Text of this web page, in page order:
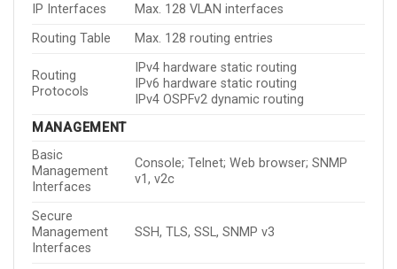
IP Interfaces
Max. 128 VLAN interfaces
Routing Table
Max. 128 routing entries
Routing
Protocols
IPv4 hardware static routing
IPv6 hardware static routing
IPv4 OSPFv2 dynamic routing
MANAGEMENT
Basic
Management
Interfaces
Console; Telnet; Web browser; SNMP
v1, v2c
Secure
Management
Interfaces
SSH, TLS, SSL, SNMP v3